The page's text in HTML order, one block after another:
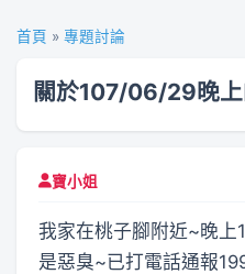
首頁 » 專題討論
關於107/06/29晚
寶小姐
我家在桃子腳附近~晚
是惡臭~已打電話通報